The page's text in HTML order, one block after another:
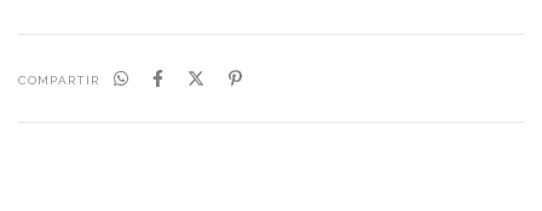
COMPARTIR